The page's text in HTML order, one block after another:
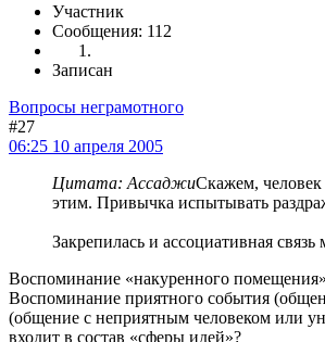
Участник
Сообщения: 112
Записан
Вопросы неграмотного
#27
06:25 10 апреля 2005
Цитата: АссаджиСкажем, человек
этим. Привычка испытывать
Закрепилась и ассоциативная
Воспоминание «накуренного
Воспоминание приятного события
(общение с неприятным человеком или
входит в состав «сферы идей»?